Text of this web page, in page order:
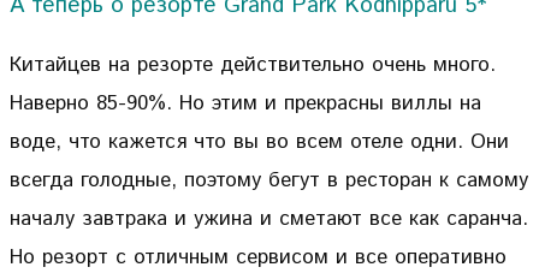
Китайцев на резорте действительно очень много.
Наверно 85-90%. Но этим и прекрасны виллы на
воде, что кажется что вы во всем отеле одни. Они
всегда голодные, поэтому бегут в ресторан к самому
началу завтрака и ужина и сметают все как саранча.
Но резорт с отличным сервисом и все оперативно